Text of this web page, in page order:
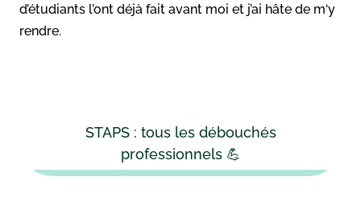
d’étudiants l’ont déjà fait avant moi et j’ai hâte de m‘y
rendre.
STAPS : tous les débouchés
professionnels 💪